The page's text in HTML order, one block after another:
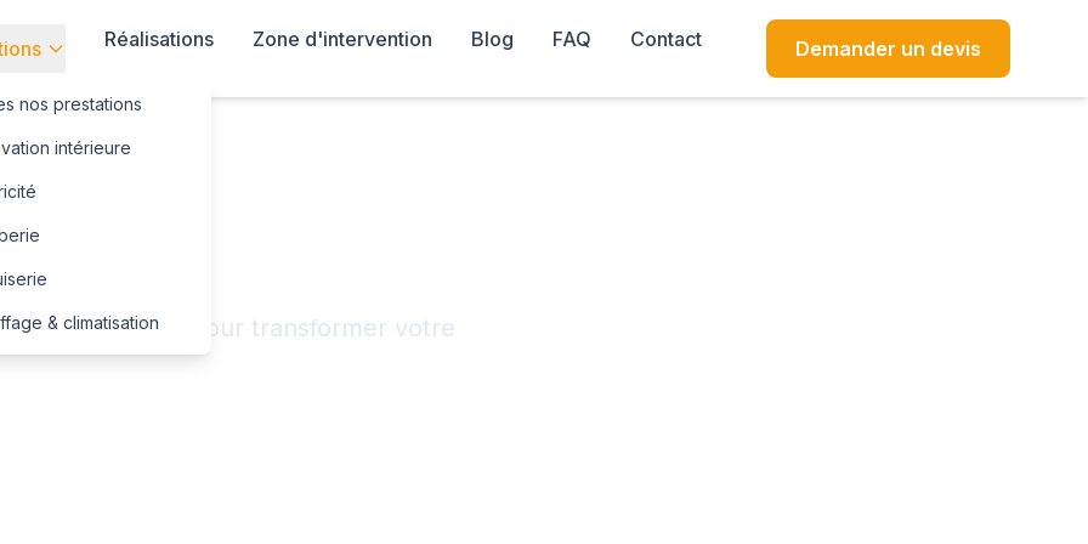
nos prestations
intérieure
& climatisation
Réalisations Zone d'intervention Blog FAQ Contact Demander un devis
de rénovation
d'état pour transformer votre